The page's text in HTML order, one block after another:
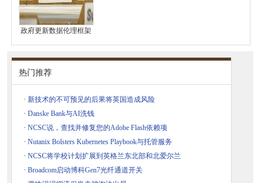
政府更新数据伦理框架
热门推荐
· 新技术的不可预见的后果将英国造成风险
· Danske Bank与AI洗钱
· NCSC说，查找并修复您的Adobe Flash依赖项
· Nutanix Bolsters Kubernetes Playbook与托管服务
· NCSC将学校计划扩展到英格兰东北部和北爱尔兰
· Broadcom启动博科Gen7光纤通道开关